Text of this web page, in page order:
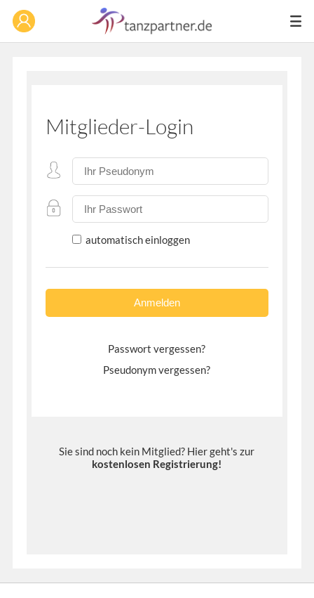
Mitglieder-Login
automatisch einloggen
Passwort vergessen?
Pseudonym vergessen?
Sie sind noch kein Mitglied? Hier geht's zur
kostenlosen Registrierung!